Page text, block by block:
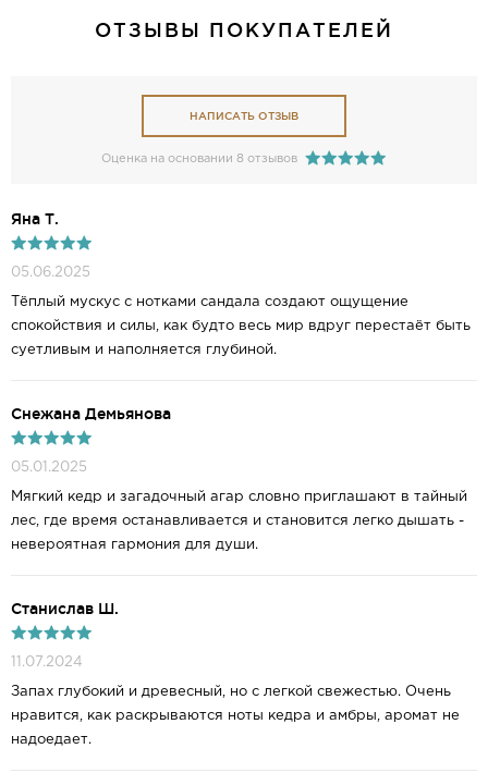
ОТЗЫВЫ ПОКУПАТЕЛЕЙ
НАПИСАТЬ ОТЗЫВ
Оценка на основании 8 отзывов
Яна Т.
05.06.2025
Тёплый мускус с нотками сандала создают ощущение
спокойствия и силы, как будто весь мир вдруг перестаёт быть
суетливым и наполняется глубиной.
Снежана Демьянова
05.01.2025
Мягкий кедр и загадочный агар словно приглашают в тайный
лес, где время останавливается и становится легко дышать -
невероятная гармония для души.
Станислав Ш.
11.07.2024
Запах глубокий и древесный, но с легкой свежестью. Очень
нравится, как раскрываются ноты кедра и амбры, аромат не
надоедает.